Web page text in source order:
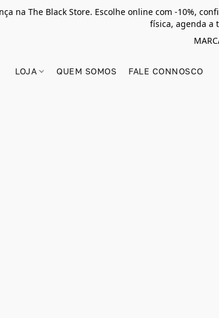
na The Black Store. Escolhe online com -10%,
física, agenda a
LOJA QUEM SOMOS FALE CONNOSCO